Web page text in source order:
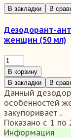
В закладки В
Дезодорант-
женщин (50 мл)
В корзину
В закладки
В
Данный
особенностей
закупоривает ..
Показано с 1 по
Информация